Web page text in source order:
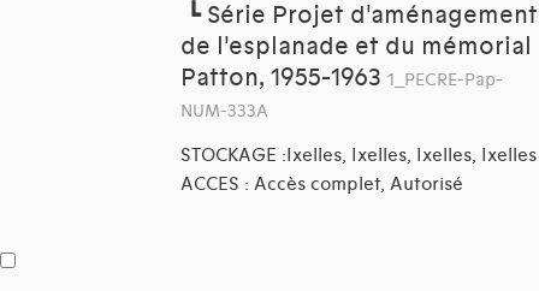
┗ Série Projet d'aménagement
de l'esplanade et du mémorial
Patton, 1955-1963 1_PECRE-Pap-
NUM-333A
STOCKAGE :Ixelles, Ixelles, Ixelles, Ixelles
ACCES : Accès complet, Autorisé